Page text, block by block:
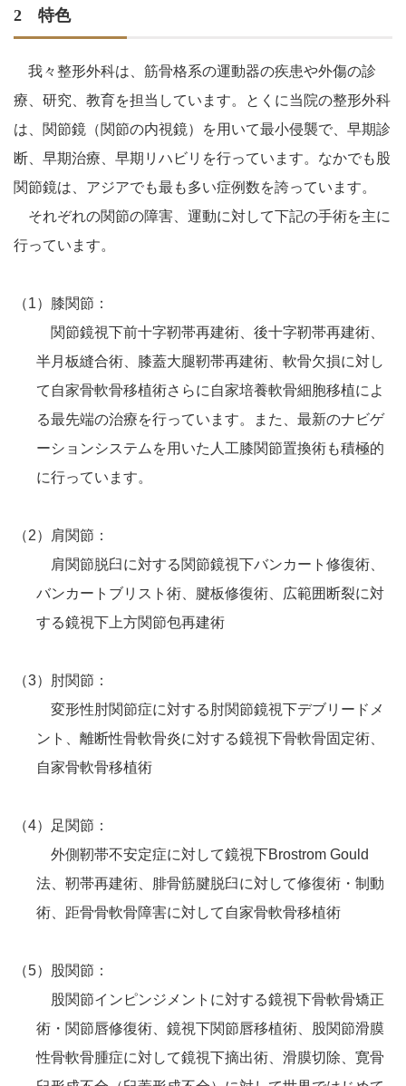
2 特色
我々整形外科は、筋骨格系の運動器の疾患や外傷の診
療、研究、教育を担当しています。とくに当院の整形外科
は、関節鏡（関節の内視鏡）を用いて最小侵襲で、早期診
断、早期治療、早期リハビリを行っています。なかでも股
関節鏡は、アジアでも最も多い症例数を誇っています。
それぞれの関節の障害、運動に対して下記の手術を主に
行っています。
（1）膝関節：
関節鏡視下前十字靭帯再建術、後十字靭帯再建術、
半月板縫合術、膝蓋大腿靭帯再建術、軟骨欠損に対し
て自家骨軟骨移植術さらに自家培養軟骨細胞移植によ
る最先端の治療を行っています。また、最新のナビゲ
ーションシステムを用いた人工膝関節置換術も積極的
に行っています。
（2）肩関節：
肩関節脱臼に対する関節鏡視下バンカート修復術、
バンカートブリスト術、腱板修復術、広範囲断裂に対
する鏡視下上方関節包再建術
（3）肘関節：
変形性肘関節症に対する肘関節鏡視下デブリードメ
ント、離断性骨軟骨炎に対する鏡視下骨軟骨固定術、
自家骨軟骨移植術
（4）足関節：
外側靭帯不安定症に対して鏡視下Brostrom Gould
法、靭帯再建術、腓骨筋腱脱臼に対して修復術・制動
術、距骨骨軟骨障害に対して自家骨軟骨移植術
（5）股関節：
股関節インピンジメントに対する鏡視下骨軟骨矯正
術・関節唇修復術、鏡視下関節唇移植術、股関節滑膜
性骨軟骨腫症に対して鏡視下摘出術、滑膜切除、寛骨